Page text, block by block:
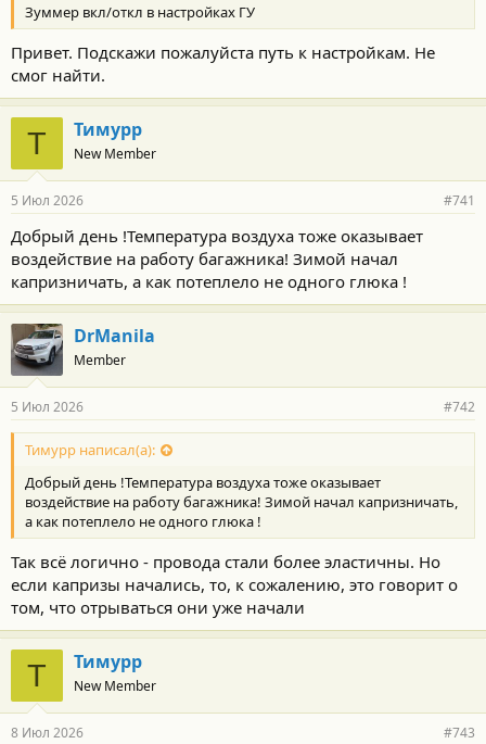
и
:
Зуммер вкл/откл в настройках ГУ
Привет. Подскажи пожалуйста путь к настройкам. Не
смог найти.
Т Тимурр
New Member
5 Июл 2026 #741
Добрый день !Температура воздуха тоже оказывает
воздействие на работу багажника! Зимой начал
капризничать, а как потеплело не одного глюка !
DrManila
Member
5 Июл 2026 #742
Тимурр написал(а):
Добрый день !Температура воздуха тоже оказывает
воздействие на работу багажника! Зимой начал капризничать,
а как потеплело не одного глюка !
Так всё логично - провода стали более эластичны. Но
если капризы начались, то, к сожалению, это говорит о
том, что отрываться они уже начали
Т Тимурр
New Member
8 Июл 2026 #743